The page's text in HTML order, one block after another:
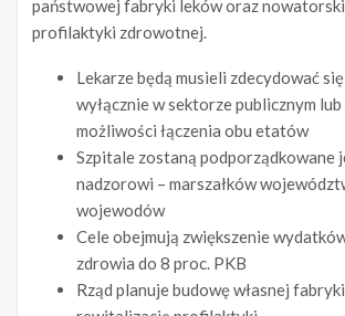
państwowej fabryki leków oraz
profilaktyki zdrowotnej.
Lekarze będą musieli zdecydować
wyłącznie w sektorze publicznym
możliwości łączenia obu etatów
Szpitale zostaną podporządkowane
nadzorowi – marszałków
wojewodów
Cele obejmują zwiększenie
zdrowia do 8 proc. PKB
Rząd planuje budowę własnej